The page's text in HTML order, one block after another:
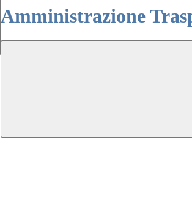
Amministrazione